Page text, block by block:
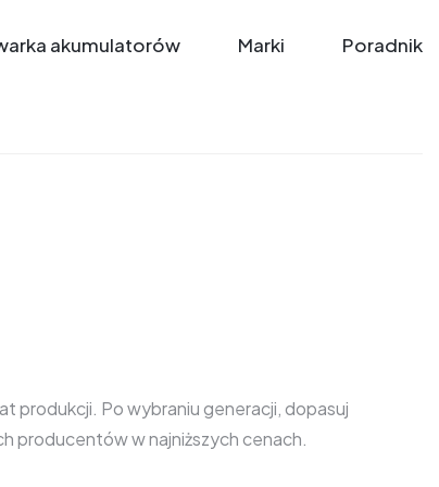
akumulatorów Marki Poradnik
produkcji. Po wybraniu generacji, dopasuj
producentów w najniższych cenach.